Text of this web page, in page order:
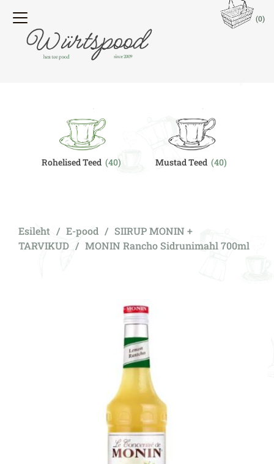
(0)
Rohelised Teed (40) Mustad Teed (40)
Esileht / E-pood / SIIRUP MONIN +
TARVIKUD / MONIN Rancho Sidrunimahl 700ml